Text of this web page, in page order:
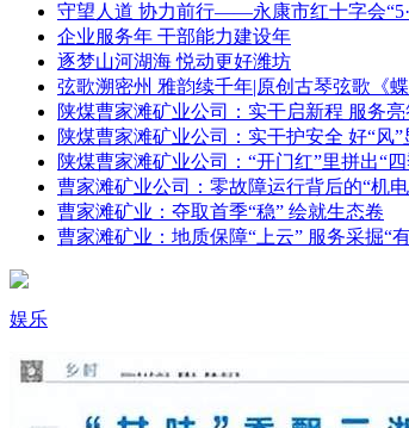
守望人道 协力前行——永康市红十字会
企业服务年 干部能力建设年
逐梦山河湖海 悦动更好潍坊
弦歌溯密州 雅韵续千年|原创古琴弦歌《
陕煤曹家滩矿业公司：实干启新程 服务亮
陕煤曹家滩矿业公司：实干护安全 好“风”
陕煤曹家滩矿业公司：“开门红”里拼出“
曹家滩矿业公司：零故障运行背后的“机
曹家滩矿业：夺取首季“稳” 绘就生态卷
曹家滩矿业：地质保障“上云” 服务采掘“
娱乐